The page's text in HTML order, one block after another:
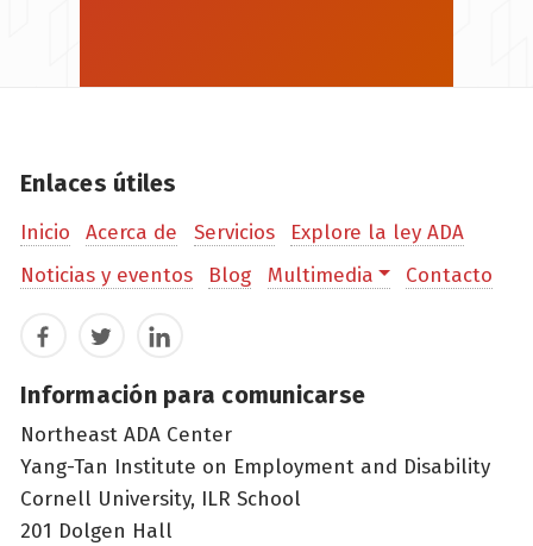
Enlaces útiles
Inicio Acerca de Servicios
Explore la ley ADA
Noticias y eventos
Blog Multimedia Contacto
FacebookTwitterLinkedIn
Información para comunicarse
Northeast ADA Center
Yang-Tan Institute on Employment and Disability
Cornell University, ILR School
201 Dolgen Hall